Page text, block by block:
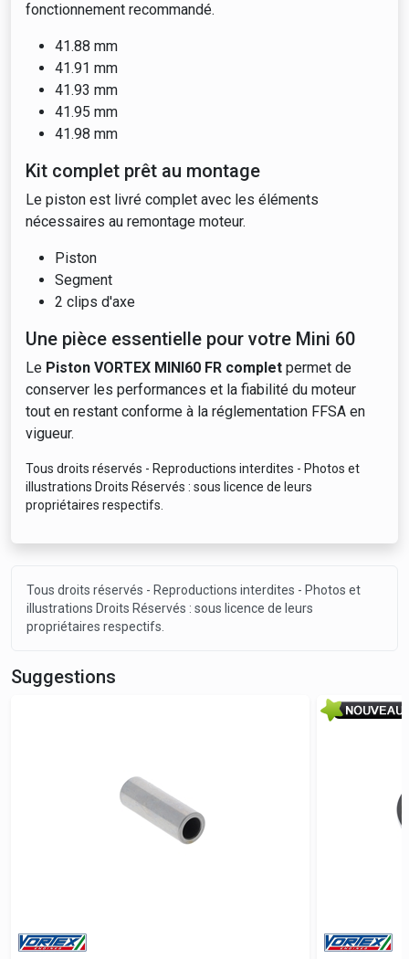
fonctionnement recommandé.
41.88 mm
41.91 mm
41.93 mm
41.95 mm
41.98 mm
Kit complet prêt au montage
Le piston est livré complet avec les éléments
nécessaires au remontage moteur.
Piston
Segment
2 clips d'axe
Une pièce essentielle pour votre Mini 60
Le Piston VORTEX MINI60 FR complet permet de
conserver les performances et la fiabilité du moteur
tout en restant conforme à la réglementation FFSA en
vigueur.
Tous droits réservés - Reproductions interdites - Photos et
illustrations Droits Réservés : sous licence de leurs
propriétaires respectifs.
Tous droits réservés - Reproductions interdites - Photos et
illustrations Droits Réservés : sous licence de leurs
propriétaires respectifs.
Suggestions